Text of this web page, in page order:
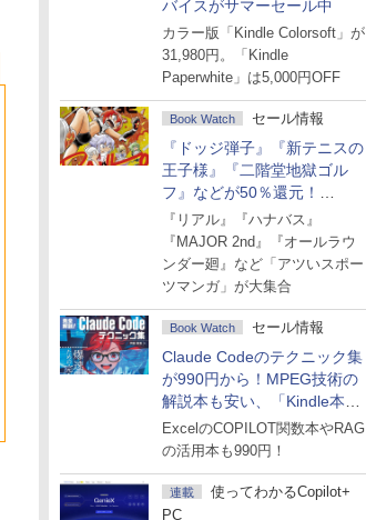
バイスがサマーセール中
カラー版「Kindle Colorsoft」が
31,980円。「Kindle
Paperwhite」は5,000円OFF
Book Watch セール情報
『ドッジ弾子』『新テニスの
王子様』『二階堂地獄ゴル
フ』などが50％還元！
Amazonマンガ週末セール
『リアル』『ハナバス』
『MAJOR 2nd』『オールラウ
ンダー廻』など「アツいスポー
ツマンガ」が大集合
Book Watch セール情報
Claude Codeのテクニック集
が990円から！MPEG技術の
解説本も安い、「Kindle本サ
マーセール」第2弾開始！
ExcelのCOPILOT関数本やRAG
の活用本も990円！
連載
使ってわかるCopilot+
PC